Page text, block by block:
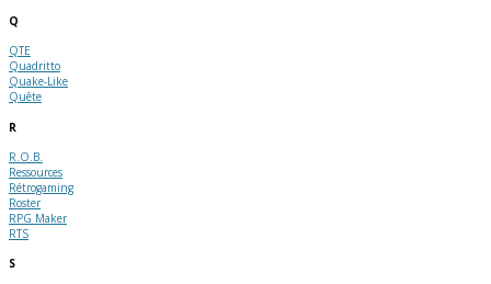
Q
QTE
Quadritto
Quake-Like
Quête
R
R.O.B.
Ressources
Rétrogaming
Roster
RPG Maker
RTS
S